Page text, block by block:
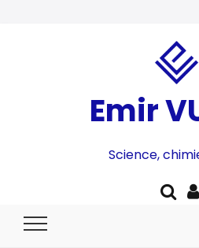
Emir
Science,